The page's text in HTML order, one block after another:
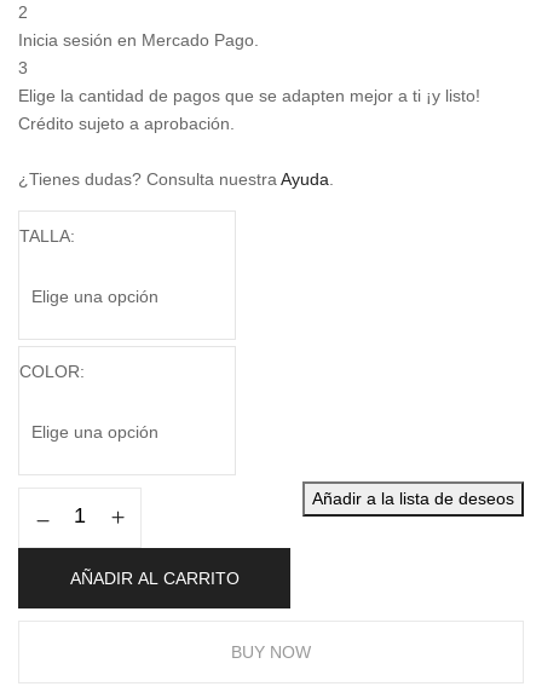
2
Inicia sesión en Mercado Pago.
3
Elige la cantidad de pagos que se adapten mejor a ti ¡y listo!
Crédito sujeto a aprobación.
¿Tienes dudas? Consulta nuestra Ayuda
TALLA
COLOR
AÑADIR AL CARRITO
Añadir a la lista de deseos
BUY NOW